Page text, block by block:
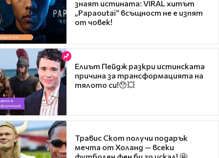
знаят истината: VIRAL хитът
„Papaoutai“ всъщност не е изпят
от човек!
Елиът Пейдж разкри истинската
причина за трансформацията на
тялото си!😯💥
Травис Скот получи подарък
мечта от Холанд — всеки